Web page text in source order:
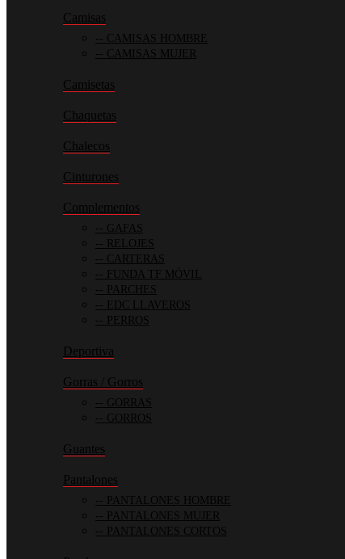
Camisas
CAMISAS HOMBRE
CAMISAS MUJER
Camisetas
Chaquetas
Chalecos
Cinturones
Complementos
GAFAS
RELOJES
CARTERAS
FUNDA TF MÓVIL
PARCHES
EDC LLAVEROS
PERROS
Deportiva
Gorras / Gorros
GORRAS
GORROS
Guantes
Pantalones
PANTALONES HOMBRE
PANTALONES MUJER
PANTALONES CORTOS